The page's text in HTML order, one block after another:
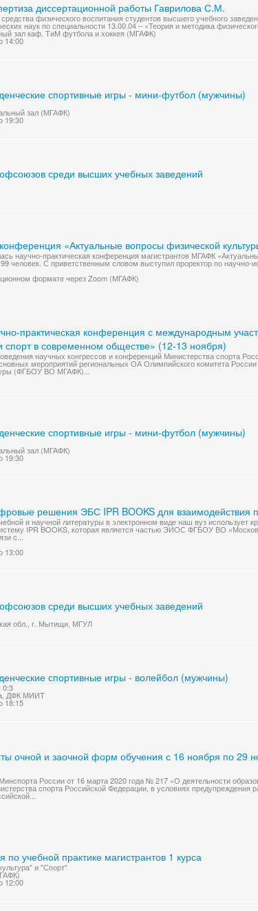
диссертационной работы Гаврилова С.М.
физического воспитания студентов высшего учебного
наук по специальности 13.00.04 – «Теория и методика
зал каф. ТиМ футбола и хоккея (МГАФК)
14:00
спортивные игры - мини-футбол (мужчины)
зал (МГАФК)
19:30
среди высших учебных заведений
«Актуальные вопросы физической
научно-практическая конференция магистрантов МГАФК
99 человек. С приветственным словом выступил проректор по научно-
формате через Zoom (МГАФК)
практическая конференция с международным
спорт в современном обществе» (12-13 ноября)
научных конгрессов и конференций Министерства спорта
мероприятий региональных ОА Олимпийского комитета России
(ФГБОУ ВО МГАФК)...
спортивные игры - мини-футбол (мужчины)
зал (МГАФК)
19:30
решения ЭБС IPR BOOKS для взаимодействия
и научной литературы в электронном виде наш вуз использует
IPR BOOKS, которая является частью ЭИОС ФГБОУ ВО
с...
13:00
среди высших учебных заведений
обл., г. Мытищи, МГУЛ
спортивные игры - волейбол (мужчины)
ДФК МИИТ
18:15
очной и заочной форм обучения с 16 ноября по 29
России от 16 марта 2020 года № 217 «О деятельности
спорта Российской Федерации, в условиях предупреждения
по учебной практике магистрантов 1 курса
и "Спорт"
12:00